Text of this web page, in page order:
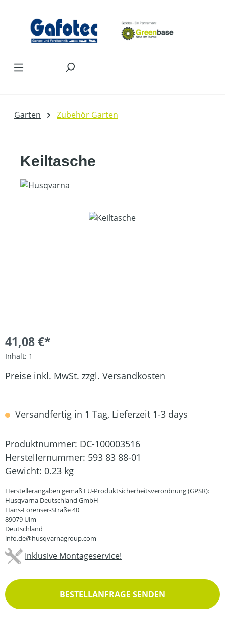
Garten Zubehör Garten
Keiltasche
Bildergalerie überspringen
41,08 €*
Inhalt: 1
Preise inkl. MwSt. zzgl. Versandkosten
Versandfertig in 1 Tag, Lieferzeit 1-3 days
Produktnummer: DC-100003516
Herstellernummer: 593 83 88-01
Gewicht: 0.23 kg
Herstellerangaben gemäß EU-Produktsicherheitsverordnung (GPSR):
Husqvarna Deutschland GmbH
Hans-Lorenser-Straße 40
89079 Ulm
Deutschland
info.de@husqvarnagroup.com
Inklusive Montageservice!
BESTELLANFRAGE SENDEN